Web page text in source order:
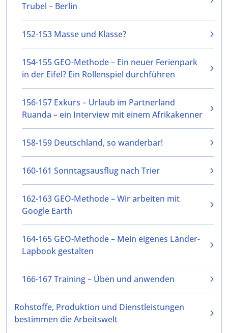
Trubel – Berlin
152-153 Masse und Klasse?
154-155 GEO-Methode – Ein neuer Ferienpark
in der Eifel? Ein Rollenspiel durchführen
156-157 Exkurs – Urlaub im Partnerland
Ruanda – ein Interview mit einem Afrikakenner
158-159 Deutschland, so wanderbar!
160-161 Sonntagsausflug nach Trier
162-163 GEO-Methode – Wir arbeiten mit
Google Earth
164-165 GEO-Methode – Mein eigenes Länder-
Lapbook gestalten
166-167 Training – Üben und anwenden
Rohstoffe, Produktion und Dienstleistungen
bestimmen die Arbeitswelt